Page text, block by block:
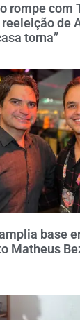
rompe com
de
torna”
base
Matheus